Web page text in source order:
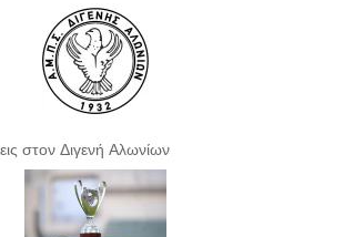
στον Διγενή Αλωνίων